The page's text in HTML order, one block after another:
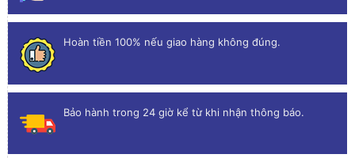
Hoàn tiền 100% nếu giao hàng không đúng.
Bảo hành trong 24 giờ kể từ khi nhận thông báo.